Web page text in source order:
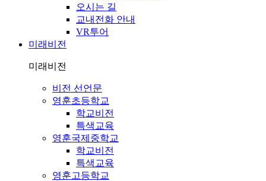
오시는 길
교내전화 안내
VR투어
미래비전
미래비전
비전 선언문
영훈초등학교
학교비전
특색교육
영훈국제중학교
학교비전
특색교육
영훈고등학교